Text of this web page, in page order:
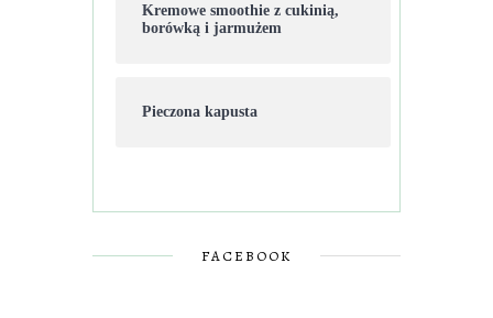
Kremowe smoothie z cukinią,
borówką i jarmużem
Pieczona kapusta
FACEBOOK